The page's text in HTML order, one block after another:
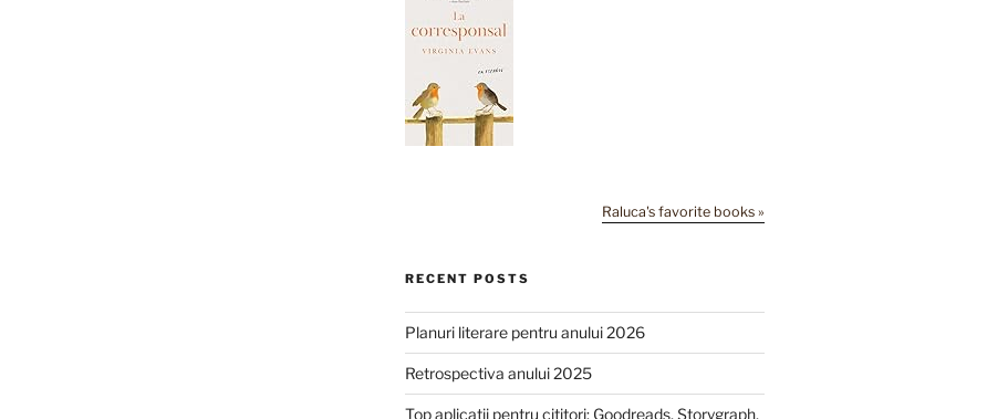
Raluca's favorite books »
RECENT POSTS
Planuri literare pentru anului 2026
Retrospectiva anului 2025
Top aplicații pentru cititori: Goodreads, Storygraph,